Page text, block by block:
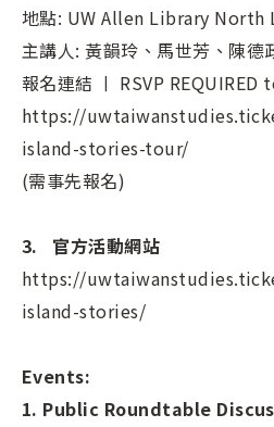
地點: UW Allen Library North
主講人: 黃韻玲、馬世芳、陳德
報名連結 ￜ RSVP
https://
island-stories-tour/
(需事先報名)
3. 官方活動網站
https://
island-stories/
Events:
1. Public Roundtable